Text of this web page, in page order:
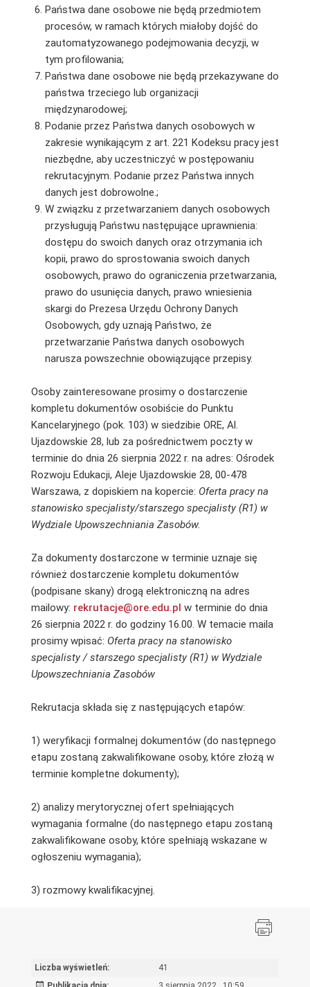
Państwa dane osobowe nie będą przedmiotem
procesów, w ramach których miałoby dojść do
zautomatyzowanego podejmowania decyzji, w
tym profilowania;
Państwa dane osobowe nie będą przekazywane do
państwa trzeciego lub organizacji
międzynarodowej;
Podanie przez Państwa danych osobowych w
zakresie wynikającym z art. 221 Kodeksu pracy jest
niezbędne, aby uczestniczyć w postępowaniu
rekrutacyjnym. Podanie przez Państwa innych
danych jest dobrowolne.;
W związku z przetwarzaniem danych osobowych
przysługują Państwu następujące uprawnienia:
dostępu do swoich danych oraz otrzymania ich
kopii, prawo do sprostowania swoich danych
osobowych, prawo do ograniczenia przetwarzania,
prawo do usunięcia danych, prawo wniesienia
skargi do Prezesa Urzędu Ochrony Danych
Osobowych, gdy uznają Państwo, że
przetwarzanie Państwa danych osobowych
narusza powszechnie obowiązujące przepisy.
Osoby zainteresowane prosimy o dostarczenie
kompletu dokumentów osobiście do Punktu
Kancelaryjnego (pok. 103) w siedzibie ORE, Al.
Ujazdowskie 28, lub za pośrednictwem poczty w
terminie do dnia 26 sierpnia 2022 r. na adres: Ośrodek
Rozwoju Edukacji, Aleje Ujazdowskie 28, 00-478
Warszawa, z dopiskiem na kopercie: Oferta pracy na
stanowisko specjalisty/starszego specjalisty (R1) w
Wydziale Upowszechniania Zasobów.
Za dokumenty dostarczone w terminie uznaje się
również dostarczenie kompletu dokumentów
(podpisane skany) drogą elektroniczną na adres
mailowy: rekrutacje@ore.edu.pl w terminie do dnia
26 sierpnia 2022 r. do godziny 16.00. W temacie maila
prosimy wpisać: Oferta pracy na stanowisko
specjalisty / starszego specjalisty (R1) w Wydziale
Upowszechniania Zasobów
Rekrutacja składa się z następujących etapów:
1) weryfikacji formalnej dokumentów (do następnego
etapu zostaną zakwalifikowane osoby, które złożą w
terminie kompletne dokumenty);
2) analizy merytorycznej ofert spełniających
wymagania formalne (do następnego etapu zostaną
zakwalifikowane osoby, które spełniają wskazane w
ogłoszeniu wymagania);
3) rozmowy kwalifikacyjnej.
Liczba wyświetleń:
41